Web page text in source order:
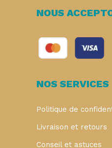
NOUS
NOS SERVICES
Politique de
Livraison et retours
Conseil et astuces